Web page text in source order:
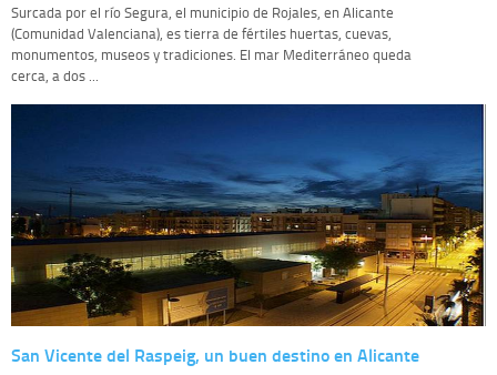
Surcada por el río Segura, el municipio de Rojales, en Alicante
(Comunidad Valenciana), es tierra de fértiles huertas, cuevas,
monumentos, museos y tradiciones. El mar Mediterráneo queda
cerca, a dos ...
San Vicente del Raspeig, un buen destino en Alicante